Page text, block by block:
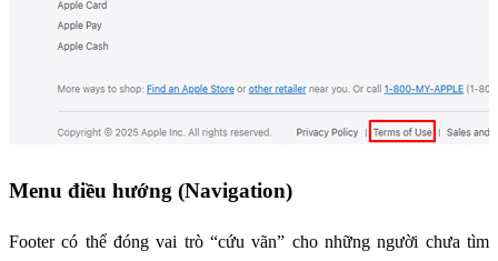
Menu điều hướng (Navigation)
Footer có thể đóng vai trò “cứu vãn” cho những người chưa tìm